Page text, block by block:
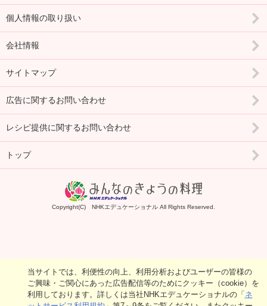
個人情報の取り扱い
会社情報
サイトマップ
広告に関するお問い合わせ
レシピ提供に関するお問い合わせ
トップ
Copyright(C) NHKエデュケーショナル All Rights Reserved.
当サイトでは、利便性の向上、利用分析およびユーザーの皆様の
ご興味・ご関心にあった広告配信等のためにクッキー（cookie）を
利用しております。詳しくは当社NHKエデュケーショナルの「ネ